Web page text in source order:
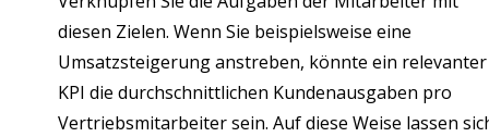
diesen Zielen. Wenn Sie beispielsweise eine
Umsatzsteigerung anstreben, könnte ein relevanter
KPI die durchschnittlichen Kundenausgaben pro
Vertriebsmitarbeiter sein. Auf diese Weise lassen